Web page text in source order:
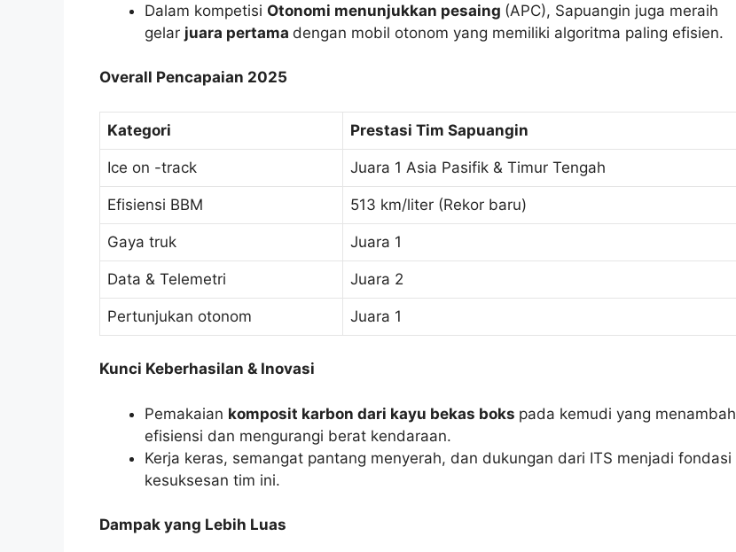
Dalam kompetisi Otonomi menunjukkan pesaing (APC), Sapuangin juga meraih
gelar juara pertama dengan mobil otonom yang memiliki algoritma paling efisien.
Overall Pencapaian 2025
Kategori Prestasi Tim Sapuangin
Ice on -track Juara 1 Asia Pasifik & Timur Tengah
Efisiensi BBM 513 km/liter (Rekor baru)
Gaya truk Juara 1
Data & Telemetri Juara 2
Pertunjukan otonom Juara 1
Kunci Keberhasilan & Inovasi
Pemakaian komposit karbon dari kayu bekas boks pada kemudi yang menambah
efisiensi dan mengurangi berat kendaraan.
Kerja keras, semangat pantang menyerah, dan dukungan dari ITS menjadi fondasi
kesuksesan tim ini.
Dampak yang Lebih Luas